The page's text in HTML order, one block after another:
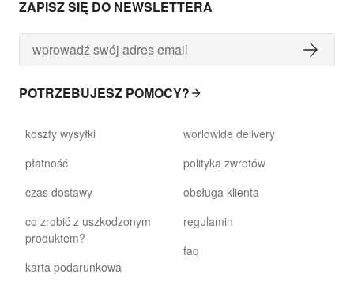
ZAPISZ SIĘ DO NEWSLETTERA
POTRZEBUJESZ POMOCY?
koszty wysyłki
płatność
czas dostawy
co zrobić z uszkodzonym
produktem?
karta podarunkowa
worldwide delivery
polityka zwrotów
obsługa klienta
regulamin
faq